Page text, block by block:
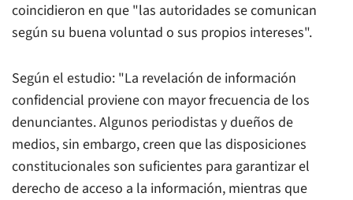
coincidieron en que "las autoridades se comunican
según su buena voluntad o sus propios intereses".
Según el estudio: "La revelación de información
confidencial proviene con mayor frecuencia de los
denunciantes. Algunos periodistas y dueños de
medios, sin embargo, creen que las disposiciones
constitucionales son suficientes para garantizar el
derecho de acceso a la información, mientras que